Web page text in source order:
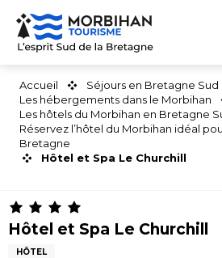
Aller
contenu
Accueil
Séjours en Bretagne Sud
Les hébergements dans le Morbihan
Les hôtels du Morbihan en Bretagne
Réservez l’hôtel du Morbihan idéal
Bretagne
Hôtel et Spa Le Churchill
Hôtel et Spa Le Churchill
HÔTEL